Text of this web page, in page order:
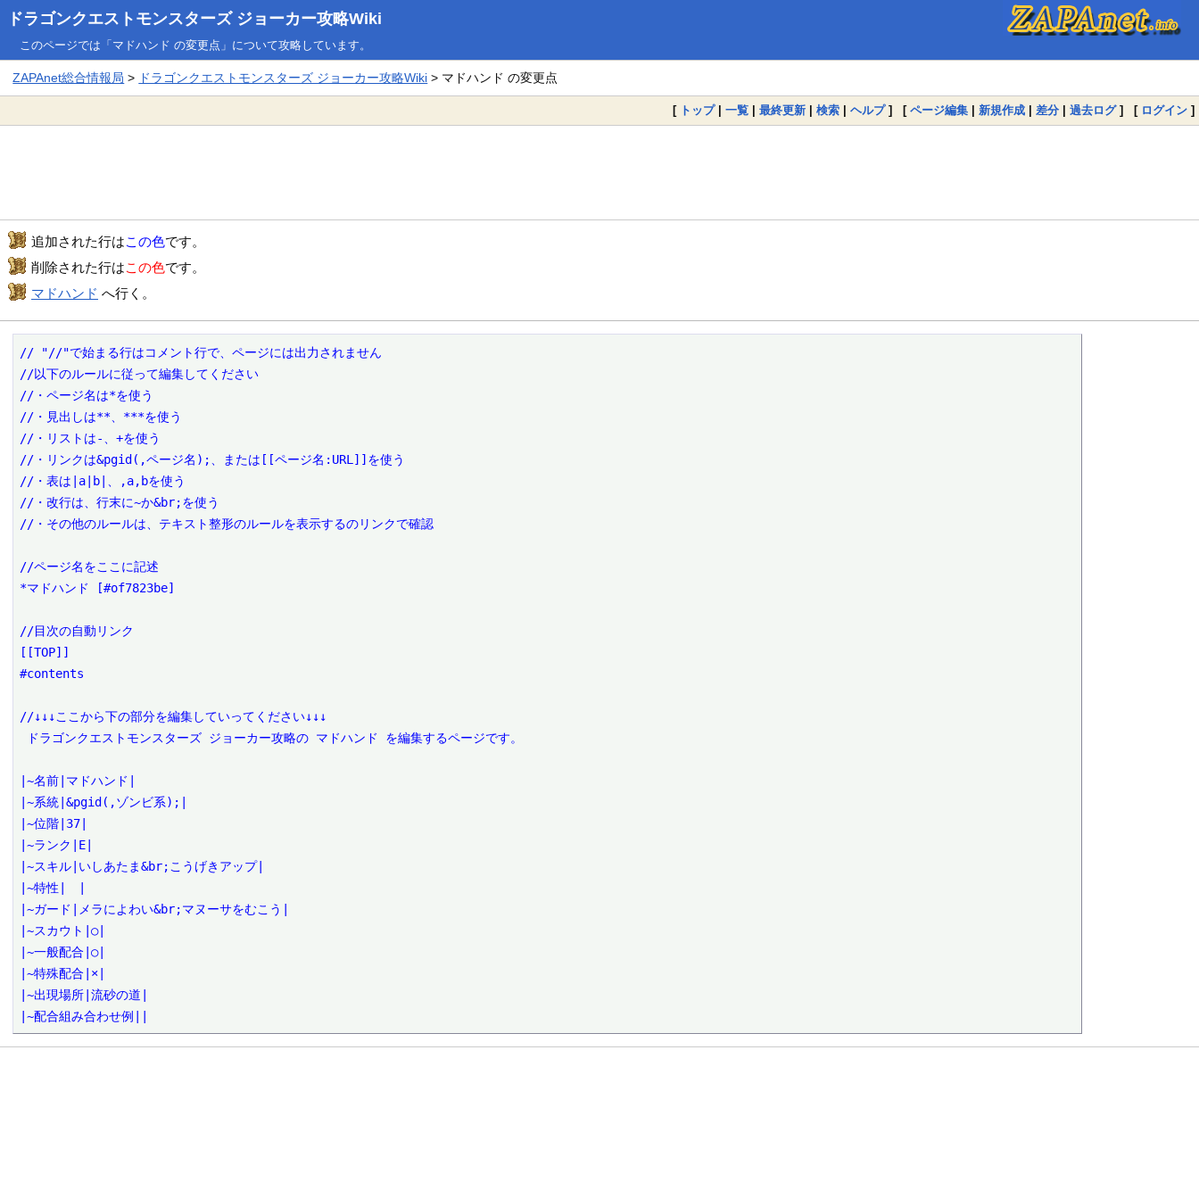
ドラゴンクエストモンスターズ ジョーカー攻略Wiki
このページでは「マドハンド の変更点」について攻略しています。
ZAPAnet総合情報局 > ドラゴンクエストモンスターズ ジョーカー攻略Wiki > マドハンド の変更点
[ トップ| 一覧 | 最終更新 | 検索 | ヘルプ] [ ページ編集 | 新規作成 | 差分 | 過去ログ] [ ログイン ]
追加された行はこの色です。
削除された行はこの色です。
マドハンド へ行く。
// "//"で始まる行はコメント行で、ページには出力されません
//以下のルールに従って編集してください
//・ページ名は*を使う
//・見出しは**、***を使う
//・リストは-、+を使う
//・リンクは&pgid(,ページ名);、または[[ページ名:URL]]を使う
//・表は|a|b|、,a,bを使う
//・改行は、行末に~か&br;を使う
//・その他のルールは、テキスト整形のルールを表示するのリンクで確認
//ページ名をここに記述
*マドハンド [#of7823be]
//目次の自動リンク
[[TOP]]
#contents
//↓↓↓ここから下の部分を編集していってください↓↓↓
|~名前|マドハンド|
|~系統|&pgid(,ゾンビ系);|
|~位階|37|
|~ランク|E|
|~スキル|いしあたま&br;こうげきアップ|
|~特性|　|
|~ガード|メラによわい&br;マヌーサをむこう|
|~スカウト|○|
|~一般配合|○|
|~特殊配合|×|
|~出現場所|流砂の道|
|~配合組み合わせ例||